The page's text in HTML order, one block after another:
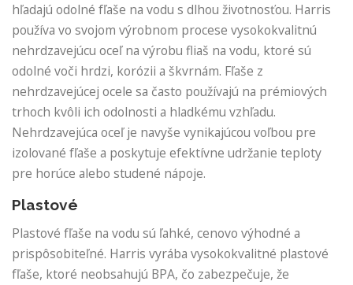
hľadajú odolné fľaše na vodu s dlhou životnosťou. Harris
používa vo svojom výrobnom procese vysokokvalitnú
nehrdzavejúcu oceľ na výrobu fliaš na vodu, ktoré sú
odolné voči hrdzi, korózii a škvrnám. Fľaše z
nehrdzavejúcej ocele sa často používajú na prémiových
trhoch kvôli ich odolnosti a hladkému vzhľadu.
Nehrdzavejúca oceľ je navyše vynikajúcou voľbou pre
izolované fľaše a poskytuje efektívne udržanie teploty
pre horúce alebo studené nápoje.
Plastové
Plastové fľaše na vodu sú ľahké, cenovo výhodné a
prispôsobiteľné. Harris vyrába vysokokvalitné plastové
fľaše, ktoré neobsahujú BPA, čo zabezpečuje, že